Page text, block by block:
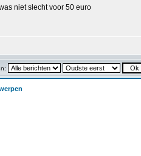
niet slecht voor 50 euro